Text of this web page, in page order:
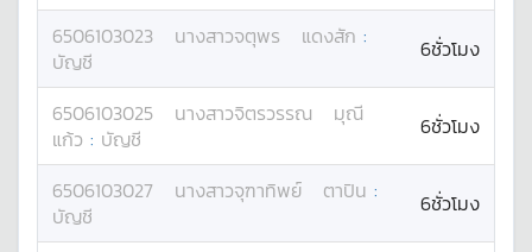
6506103023 นางสาวจตุพร แดงสัก :
บัญชี
6ชั่วโมง
6506103025 นางสาวจิตรวรรณ
มุณี
แก้ว : บัญชี 6ชั่วโมง
6506103027 นางสาวจุฑาทิพย์ ตาปิน :
บัญชี
6ชั่วโมง